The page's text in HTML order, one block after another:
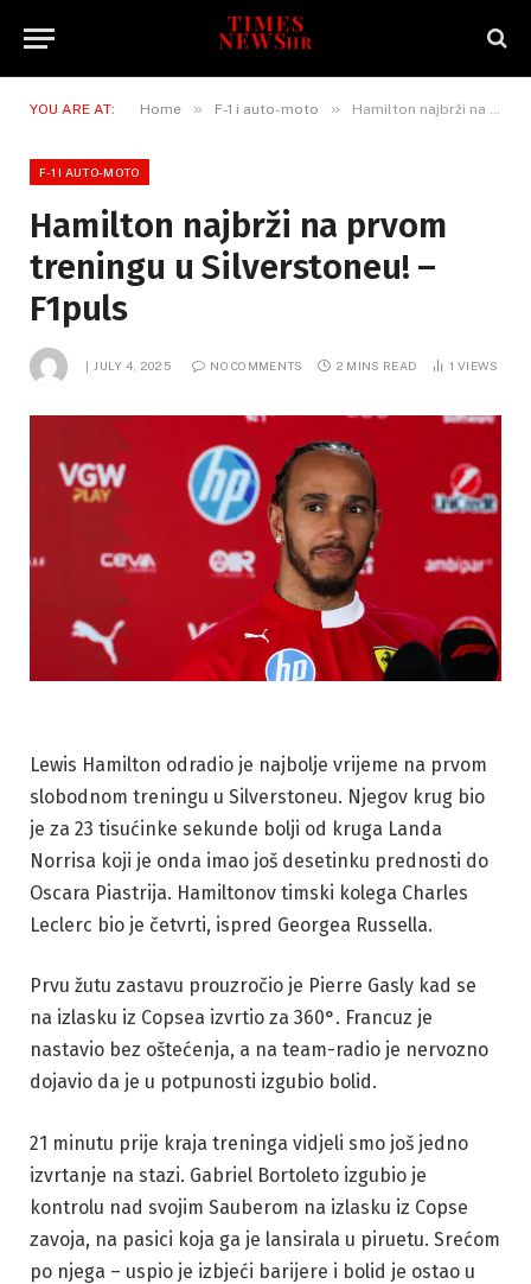
YOU ARE AT: Home » F-1 i auto-moto » Hamilton najbrži na prvom treningu u Silverstoneu! – F1puls
F-1 I AUTO-MOTO
Hamilton najbrži na prvom
treningu u Silverstoneu! –
F1puls
JULY 4, 2025 NO COMMENTS 2 MINS READ 1VIEWS
Lewis Hamilton odradio je najbolje vrijeme na prvom
slobodnom treningu u Silverstoneu. Njegov krug bio
je za 23 tisućinke sekunde bolji od kruga Landa
Norrisa koji je onda imao još desetinku prednosti do
Oscara Piastrija. Hamiltonov timski kolega Charles
Leclerc bio je četvrti, ispred Georgea Russella.
Prvu žutu zastavu prouzročio je Pierre Gasly kad se
na izlasku iz Copsea izvrtio za 360°. Francuz je
nastavio bez oštećenja, a na team-radio je nervozno
dojavio da je u potpunosti izgubio bolid.
21 minutu prije kraja treninga vidjeli smo još jedno
izvrtanje na stazi. Gabriel Bortoleto izgubio je
kontrolu nad svojim Sauberom na izlasku iz Copse
zavoja, na pasici koja ga je lansirala u piruetu. Srećom
po njega – uspio je izbjeći barijere i bolid je ostao u